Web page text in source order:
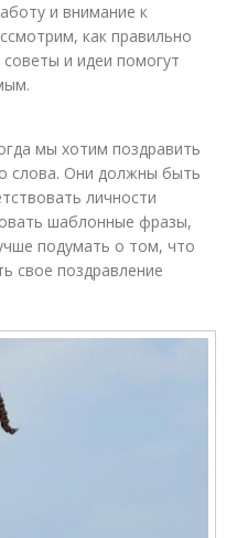
и внимание к
как правильно
и идеи помогут
мы хотим поздравить
слова. Они должны быть
личности
шаблонные фразы,
подумать о том, что
свое поздравление